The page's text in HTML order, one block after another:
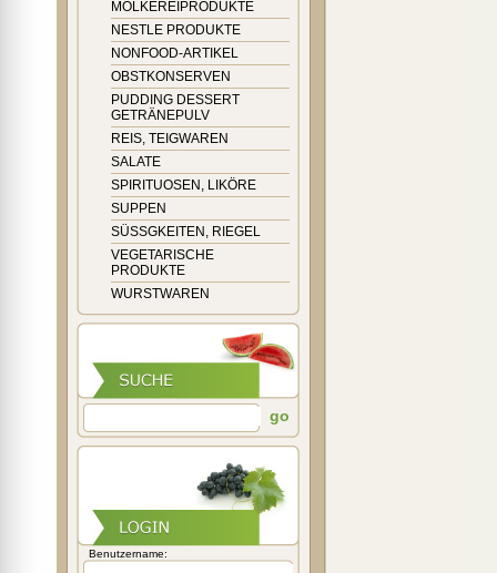
MOLKEREIPRODUKTE
NESTLE PRODUKTE
NONFOOD-ARTIKEL
OBSTKONSERVEN
PUDDING DESSERT
GETRÄNEPULV
REIS, TEIGWAREN
SALATE
SPIRITUOSEN, LIKÖRE
SUPPEN
SÜSSGKEITEN, RIEGEL
VEGETARISCHE
PRODUKTE
WURSTWAREN
go
Benutzername: